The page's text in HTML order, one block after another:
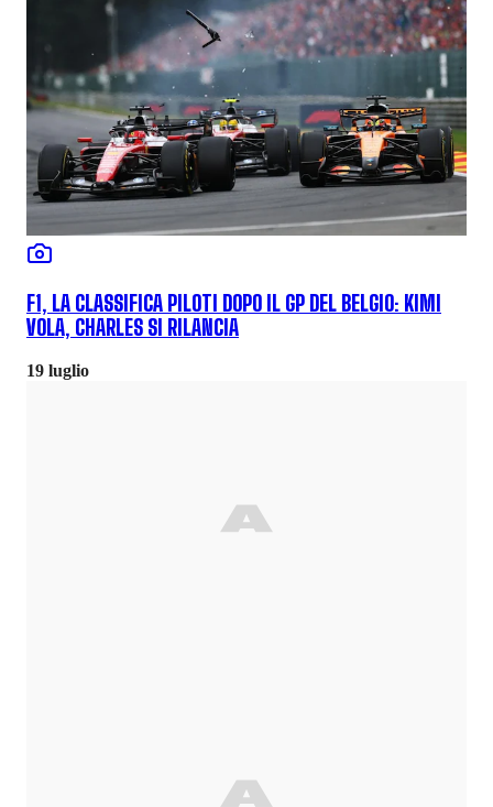
F1, LA CLASSIFICA PILOTI DOPO IL GP DEL BELGIO: KIMI
VOLA, CHARLES SI RILANCIA
19 luglio